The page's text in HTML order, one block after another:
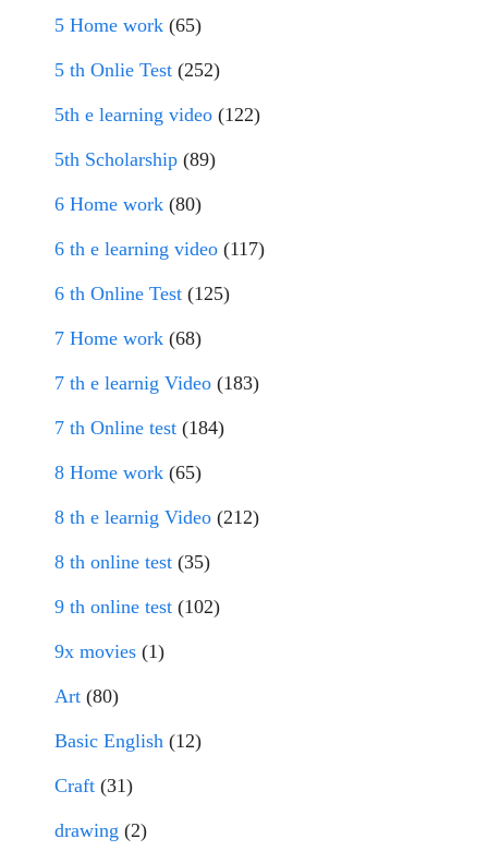
5 Home work (65)
5 th Onlie Test (252)
5th e learning video (122)
5th Scholarship (89)
6 Home work (80)
6 th e learning video (117)
6 th Online Test (125)
7 Home work (68)
7 th e learnig Video (183)
7 th Online test (184)
8 Home work (65)
8 th e learnig Video (212)
8 th online test (35)
9 th online test (102)
9x movies (1)
Art (80)
Basic English (12)
Craft (31)
drawing (2)